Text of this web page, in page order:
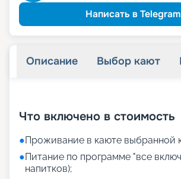
Написать в Telegram
Описание Выбор кают
Что включено в стоимость
●Проживание в каюте выбранной
●Питание по программе "все
напитков);